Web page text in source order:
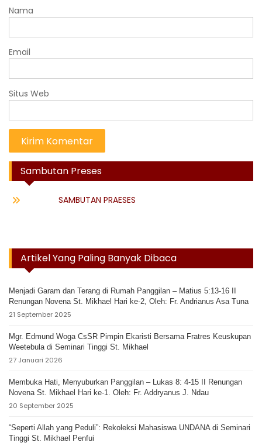
Nama
Email
Situs Web
Sambutan Preses
SAMBUTAN PRAESES
Artikel Yang Paling Banyak Dibaca
Menjadi Garam dan Terang di Rumah Panggilan – Matius 5:13-16 II
Renungan Novena St. Mikhael Hari ke-2, Oleh: Fr. Andrianus Asa Tuna
21 September 2025
Mgr. Edmund Woga CsSR Pimpin Ekaristi Bersama Fratres Keuskupan
Weetebula di Seminari Tinggi St. Mikhael
27 Januari 2026
Membuka Hati, Menyuburkan Panggilan – Lukas 8: 4-15 II Renungan
Novena St. Mikhael Hari ke-1. Oleh: Fr. Addryanus J. Ndau
20 September 2025
“Seperti Allah yang Peduli”: Rekoleksi Mahasiswa UNDANA di Seminari
Tinggi St. Mikhael Penfui